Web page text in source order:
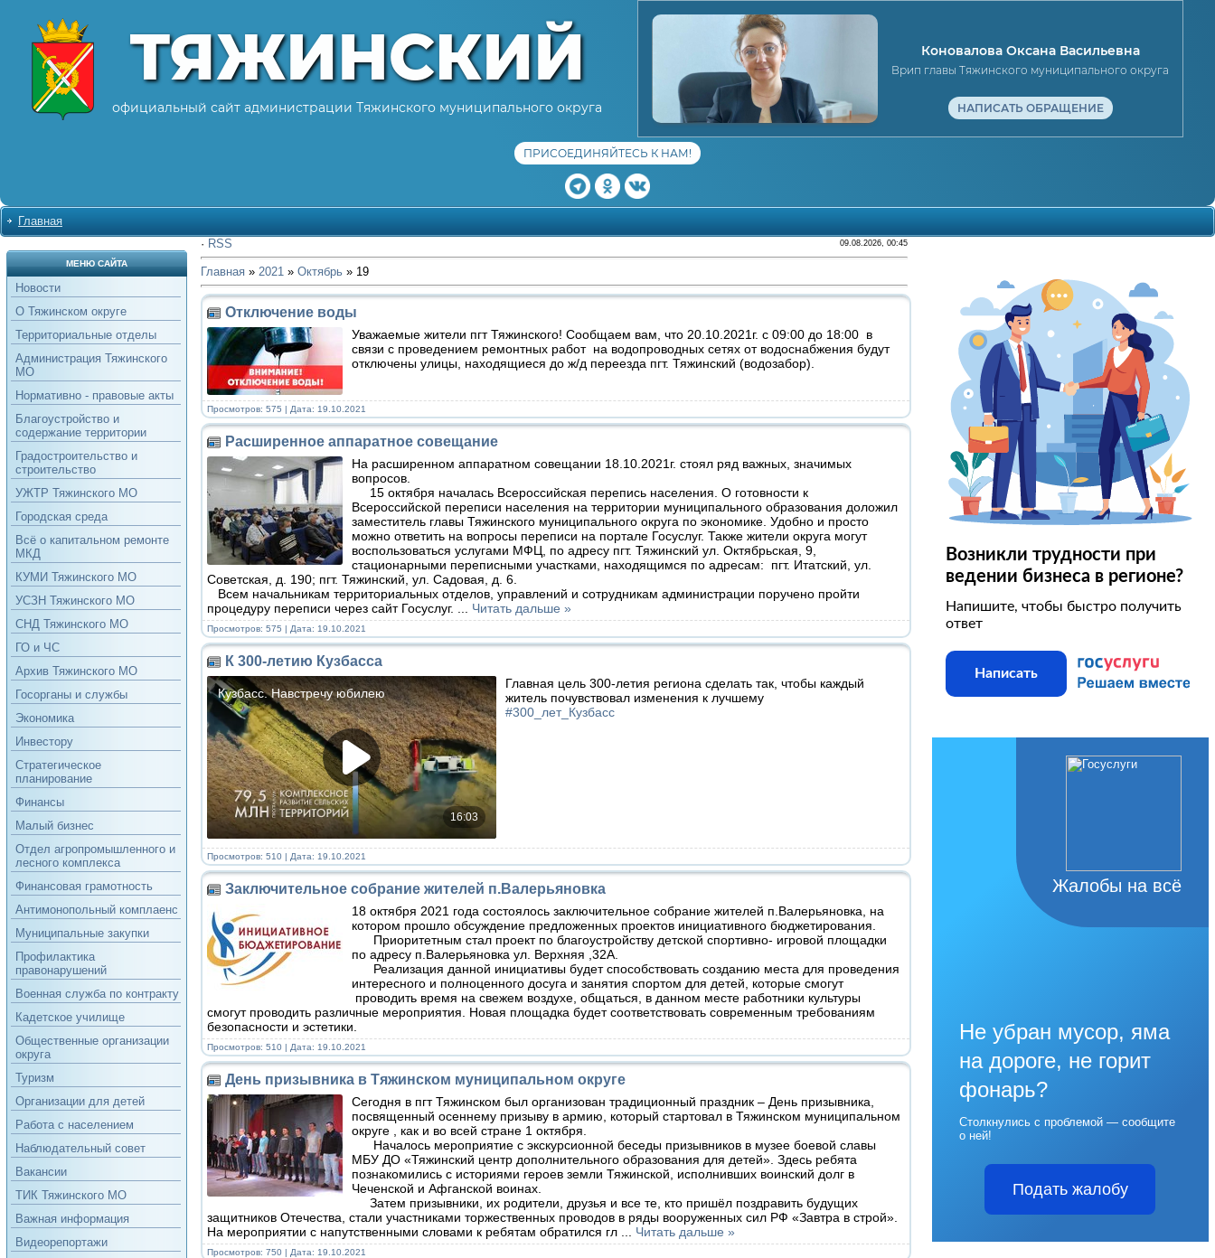
ТЯЖИНСКИЙ
официальный сайт администрации Тяжинского муниципального округа
Коновалова Оксана Васильевна
Врип главы Тяжинского муниципального округа
НАПИСАТЬ ОБРАЩЕНИЕ
ПРИСОЕДИНЯЙТЕСЬ К НАМ!
Главная
МЕНЮ САЙТА
Новости
О Тяжинском округе
Территориальные отделы
Администрация Тяжинского
МО
Нормативно - правовые акты
Благоустройство и
содержание территории
Градостроительство и
строительство
УЖТР Тяжинского МО
Городская среда
Всё о капитальном ремонте
МКД
КУМИ Тяжинского МО
УСЗН Тяжинского МО
СНД Тяжинского МО
ГО и ЧС
Архив Тяжинского МО
Госорганы и службы
Экономика
Инвестору
Стратегическое
планирование
Финансы
Малый бизнес
Отдел агропромышленного и
лесного комплекса
Финансовая грамотность
Антимонопольный комплаенс
Муниципальные закупки
Профилактика
правонарушений
Военная служба по контракту
Кадетское училище
Общественные организации
округа
Туризм
Организации для детей
Работа с населением
Наблюдательный совет
Вакансии
ТИК Тяжинского МО
Важная информация
Видеорепортажи
· RSS 09.08.2026, 00:45
Главная» 2021 » Октябрь » 19
Отключение воды
Уважаемые жители пгт Тяжинского! Сообщаем вам, что 20.10.2021г. с 09:00 до 18:00 в
связи с проведением ремонтных работ на водопроводных сетях от водоснабжения будут
отключены улицы, находящиеся до ж/д переезда пгт. Тяжинский (водозабор).
Просмотров: 575 | Дата: 19.10.2021
Расширенное аппаратное совещание
На расширенном аппаратном совещании 18.10.2021г. стоял ряд важных, значимых
вопросов.
15 октября началась Всероссийская перепись населения. О готовности к
Всероссийской переписи населения на территории муниципального образования доложил
заместитель главы Тяжинского муниципального округа по экономике. Удобно и просто
можно ответить на вопросы переписи на портале Госуслуг. Также жители округа могут
воспользоваться услугами МФЦ, по адресу пгт. Тяжинский ул. Октябрьская, 9,
стационарными переписными участками, находящимся по адресам: пгт. Итатский, ул.
Советская, д. 190; пгт. Тяжинский, ул. Садовая, д. 6.
Всем начальникам территориальных отделов, управлений и сотрудникам администрации поручено пройти
процедуру переписи через сайт Госуслуг.
Читать дальше »
Просмотров: 575 | Дата: 19.10.2021
К 300-летию Кузбасса
Главная цель 300-летия региона сделать так, чтобы каждый
житель почувствовал изменения к лучшему
#300_лет_Кузбасс
Просмотров: 510 | Дата: 19.10.2021
Заключительное собрание жителей п.Валерьяновка
18 октября 2021 года состоялось заключительное собрание жителей п.Валерьяновка, на
котором прошло обсуждение предложенных проектов инициативного бюджетирования.
Приоритетным стал проект по благоустройству детской спортивно- игровой площадки
по адресу п.Валерьяновка ул. Верхняя ,32А.
Реализация данной инициативы будет способствовать созданию места для проведения
интересного и полноценного досуга и занятия спортом для детей, которые смогут
проводить время на свежем воздухе, общаться, в данном месте работники культуры
смогут проводить различные мероприятия. Новая площадка будет соответствовать современным требованиям
безопасности и эстетики.
Просмотров: 510 | Дата: 19.10.2021
День призывника в Тяжинском муниципальном округе
Сегодня в пгт Тяжинском был организован традиционный праздник – День призывника,
посвященный осеннему призыву в армию, который стартовал в Тяжинском муниципальном
округе , как и во всей стране 1 октября.
Началось мероприятие с экскурсионной беседы призывников в музее боевой славы
МБУ ДО «Тяжинский центр дополнительного образования для детей». Здесь ребята
познакомились с историями героев земли Тяжинской, исполнивших воинский долг в
Чеченской и Афганской воинах.
Затем призывники, их родители, друзья и все те, кто пришёл поздравить будущих
защитников Отечества, стали участниками торжественных проводов в ряды вооруженных сил РФ «Завтра в строй».
На мероприятии с напутственными словами к ребятам обратился гл
Читать дальше »
Просмотров: 750 | Дата: 19.10.2021
Возникли трудности при
ведении бизнеса в регионе?
Напишите, чтобы быстро получить
ответ
Написать
Жалобы на всё
Не убран мусор, яма
на дороге, не горит
фонарь?
Столкнулись с проблемой — сообщите
о ней!
Подать жалобу